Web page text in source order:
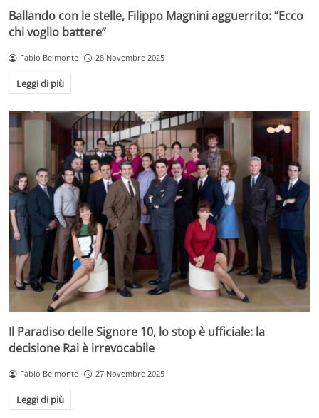
Ballando con le stelle, Filippo Magnini agguerrito: “Ecco
chi voglio battere”
Fabio Belmonte 28 Novembre 2025
Leggi di più
Il Paradiso delle Signore 10, lo stop è ufficiale: la
decisione Rai è irrevocabile
Fabio Belmonte 27 Novembre 2025
Leggi di più